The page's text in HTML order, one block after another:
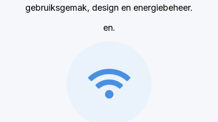
gebruiksgemak, design en energiebeheer.
en.